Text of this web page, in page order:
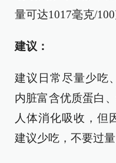
量可达1017毫克/100
建议：
建议日常尽量少吃
内脏富含优质蛋白
人体消化吸收，但
建议少吃，不要过量